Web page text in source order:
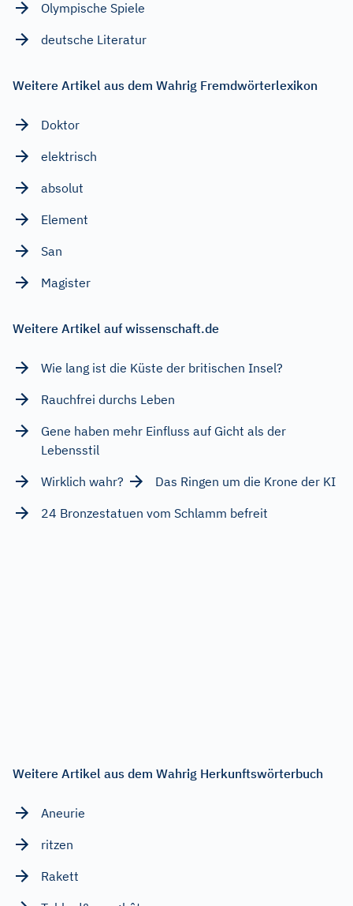
Olympische Spiele
deutsche Literatur
Weitere Artikel aus dem Wahrig Fremdwörterlexikon
Doktor
elektrisch
absolut
Element
San
Magister
Weitere Artikel auf wissenschaft.de
Wie lang ist die Küste der britischen Insel?
Rauchfrei durchs Leben
Gene haben mehr Einfluss auf Gicht als der
Lebensstil
Wirklich wahr?
Das Ringen um die Krone der KI
24 Bronzestatuen vom Schlamm befreit
Weitere Artikel aus dem Wahrig Herkunftswörterbuch
Aneurie
ritzen
Rakett